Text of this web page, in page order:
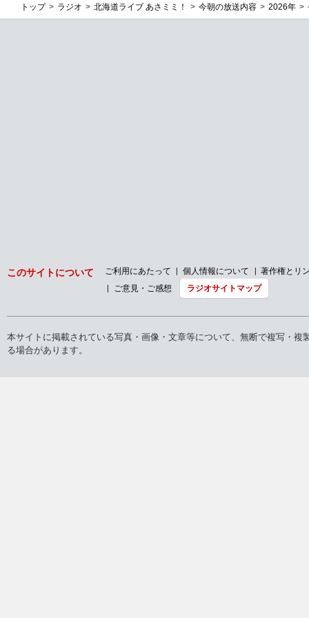
トップ ラジオ 北海道ライブ あさミミ！ 今朝の放送内容 2026年
このサイトについて ご利用にあたって 個人情報について
著作権とリ
ご意見・ご感想
ラジオサイトマップ
本サイトに掲載されている写真・画像・文章等について、無断で複写・
る場合があります。